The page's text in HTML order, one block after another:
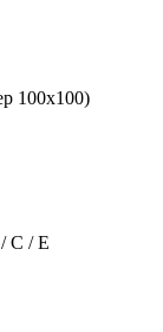
100х100)
C / E